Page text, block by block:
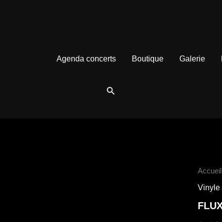
Agenda concerts Boutique Galerie
Rechercher
Accueil
Vinyle
quantité
FLUX